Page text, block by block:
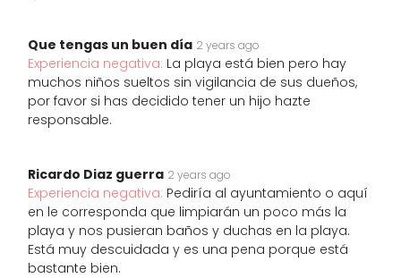
Que tengas un buen día 2 years ago
Experiencia negativa: La playa está bien pero hay
muchos niños sueltos sin vigilancia de sus dueños,
por favor si has decidido tener un hijo hazte
responsable.
Ricardo Diaz guerra 2 years ago
Experiencia negativa: Pediría al ayuntamiento o aquí
en le corresponda que limpiarán un poco más la
playa y nos pusieran baños y duchas en la playa.
Está muy descuidada y es una pena porque está
bastante bien.